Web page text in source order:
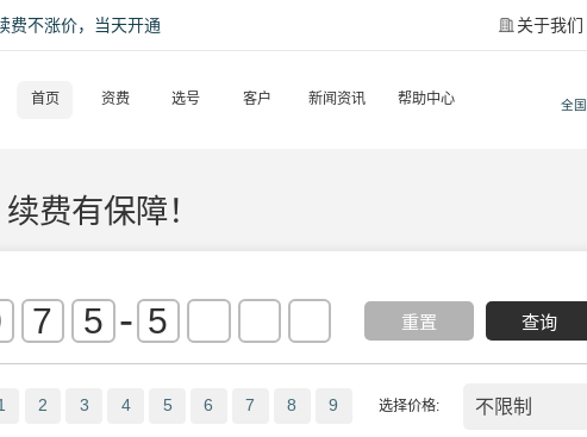
费不涨价，当天开通 关于我们
全
首页 资费 选号 客户 新闻资讯 帮助中心
费有保障！
- 重置 查询
2 3 4 5 6 7 8 9 选择价格: 不限制